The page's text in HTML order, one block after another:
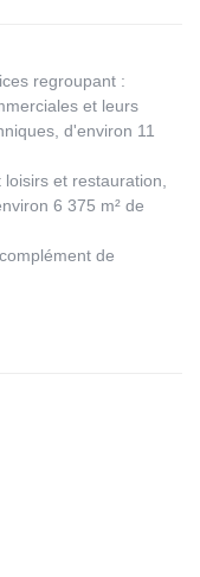
regroupant :
et leurs
d'environ 11
et restauration,
6 375 m² de
de